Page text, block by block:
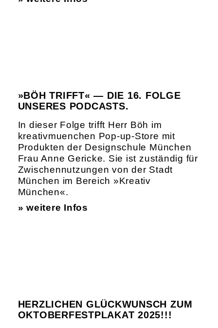
»BÖH TRIFFT« — DIE 16. FOLGE
UNSERES PODCASTS.
In dieser Folge trifft Herr Böh im
kreativmuenchen Pop-up-Store mit
Produkten der Designschule München
Frau Anne Gericke. Sie ist zuständig für
Zwischennutzungen von der Stadt
München im Bereich »Kreativ
München«.
» weitere Infos
HERZLICHEN GLÜCKWUNSCH ZUM
OKTOBERFESTPLAKAT 2025!!!